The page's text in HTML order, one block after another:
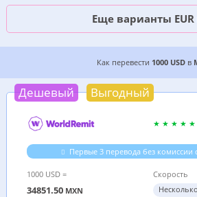
Еще варианты EUR
7 ДЕШЕВЫХ ВАРИАНТОВ,
Как перевести 1000 USDв
Дешевый Выгодный
Первые 3 перевода без комиссии
1000 USD =
34851.50 MXN
Скорость